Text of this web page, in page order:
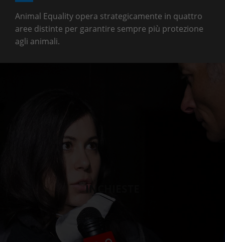
Animal Equality opera strategicamente in quattro
aree distinte per garantire sempre più protezione
agli animali.
INCHIESTE